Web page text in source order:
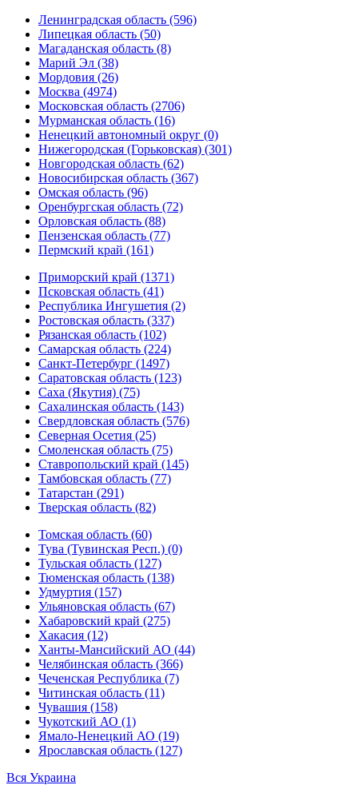
Ленинградская область (596)
Липецкая область (50)
Магаданская область (8)
Марий Эл (38)
Мордовия (26)
Москва (4974)
Московская область (2706)
Мурманская область (16)
Ненецкий автономный округ (0)
Нижегородская (Горьковская) (301)
Новгородская область (62)
Новосибирская область (367)
Омская область (96)
Оренбургская область (72)
Орловская область (88)
Пензенская область (77)
Пермский край (161)
Приморский край (1371)
Псковская область (41)
Республика Ингушетия (2)
Ростовская область (337)
Рязанская область (102)
Самарская область (224)
Санкт-Петербург (1497)
Саратовская область (123)
Саха (Якутия) (75)
Сахалинская область (143)
Свердловская область (576)
Северная Осетия (25)
Смоленская область (75)
Ставропольский край (145)
Тамбовская область (77)
Татарстан (291)
Тверская область (82)
Томская область (60)
Тува (Тувинская Респ.) (0)
Тульская область (127)
Тюменская область (138)
Удмуртия (157)
Ульяновская область (67)
Хабаровский край (275)
Хакасия (12)
Ханты-Мансийский АО (44)
Челябинская область (366)
Чеченская Республика (7)
Читинская область (11)
Чувашия (158)
Чукотский АО (1)
Ямало-Ненецкий АО (19)
Ярославская область (127)
Вся Украина